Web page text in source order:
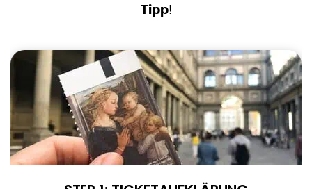
Tipp!